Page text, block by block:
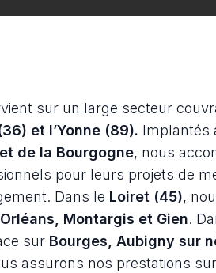
sur un large secteur
et l’Yonne (89). Implantés
de la Bourgogne, nous
pour leurs projets de
Dans le Loiret (45),
Orléans, Montargis et Gien.
sur Bourges, Aubigny sur
assurons nos prestations sur